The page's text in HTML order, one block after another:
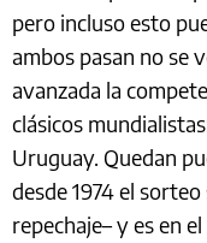
pero incluso esto
ambos pasan no se
avanzada la
clásicos
Uruguay. Quedan
desde 1974 el
repechaje– y es en